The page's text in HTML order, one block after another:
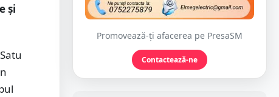
și
Promovează-ți afacerea pe PresaSM
Contactează-ne